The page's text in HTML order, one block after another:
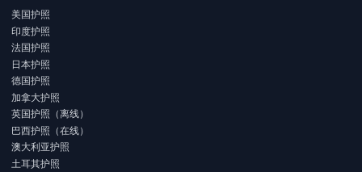
美国护照
印度护照
法国护照
日本护照
德国护照
加拿大护照
英国护照（离线）
巴西护照（在线）
澳大利亚护照
土耳其护照